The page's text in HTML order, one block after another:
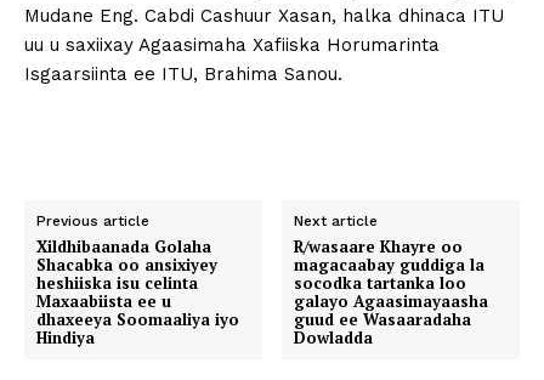
Mudane Eng. Cabdi Cashuur Xasan, halka dhinaca ITU
uu u saxiixay Agaasimaha Xafiiska Horumarinta
Isgaarsiinta ee ITU, Brahima Sanou.
Previous article
Xildhibaanada Golaha
Shacabka oo ansixiyey
heshiiska isu celinta
Maxaabiista ee u
dhaxeeya Soomaaliya iyo
Hindiya
Next article
R/wasaare Khayre oo
magacaabay guddiga la
socodka tartanka loo
galayo Agaasimayaasha
guud ee Wasaaradaha
Dowladda